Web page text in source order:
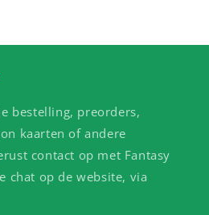
bestelling, preorders,
kaarten of andere
contact op met Fantasy
chat op de website, via